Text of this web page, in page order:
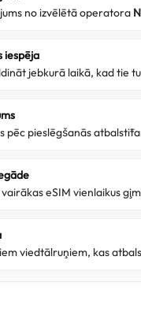
no izvēlētā operatora
iespēja
jebkurā laikā, kad tie
pēc pieslēgšanās
eSIM vienlaikus
viedtālruņiem, kas